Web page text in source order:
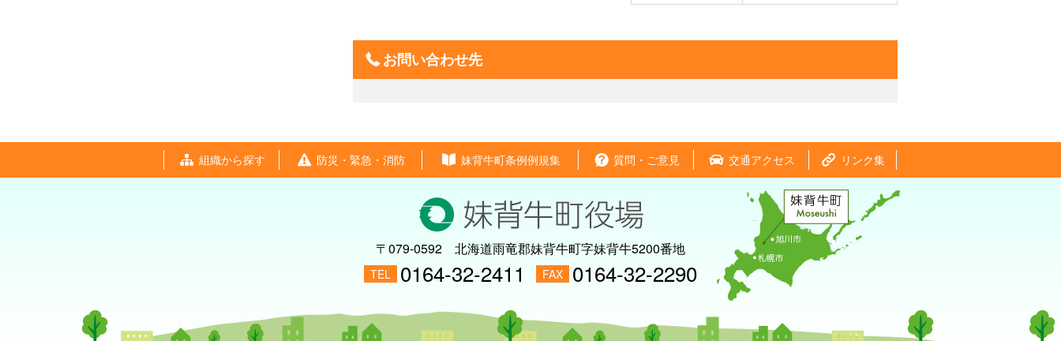
お問い合わせ先
組織から探す 防災・緊急・消防 妹背牛町条例例規集 質問・ご意見 交通アクセス リンク集
〒079-0592 北海道雨竜郡妹背牛町字妹背牛5200番地
TEL 0164-32-2411 FAX 0164-32-2290